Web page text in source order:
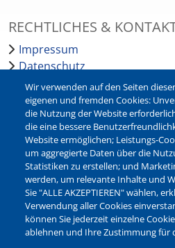
RECHTLICHES &
Impressum
Datenschutz
Barrierefreiheit
Leichte Sprache
Bankverbindungen
Pressestelle
Kontakt
NEWSLETTER
Jetzt die verschiedenen
abonnieren:
Wir verwenden auf den Seiten
eigenen und fremden Cookies:
die Nutzung der Website
die eine bessere
Website ermöglichen; Leistungs-
um aggregierte Daten über die
Statistiken zu erstellen; und
werden, um relevante Inhalte und
Sie "ALLE AKZEPTIEREN" wählen,
Verwendung aller Cookies
können Sie jederzeit einzelne
ablehnen und Ihre Zustimmung für